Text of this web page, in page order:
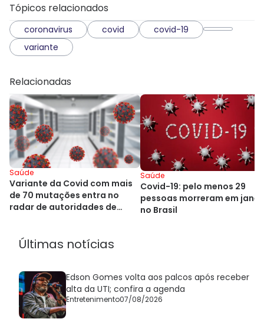
Tópicos relacionados
coronavirus covid
covid-19
variante
Relacionadas
Saúde
Variante da Covid com mais
de 70 mutações entra no
radar de autoridades de
Saúde
Covid-19: pelo menos 29
pessoas morreram em
no Brasil
Últimas notícias
Edson Gomes volta aos palcos após receber
alta da UTI; confira a agenda
Entretenimento07/08/2026